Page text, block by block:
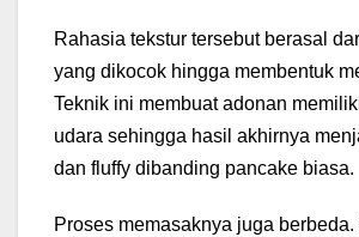
Rahasia tekstur tersebut berasal
yang dikocok hingga membentuk
Teknik ini membuat adonan
udara sehingga hasil akhirnya
dan fluffy dibanding pancake biasa.
Proses memasaknya juga